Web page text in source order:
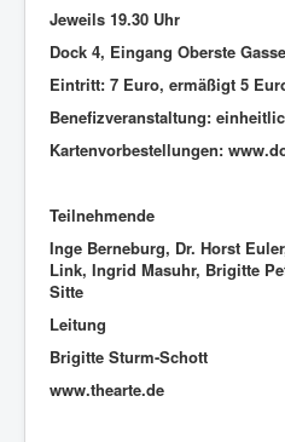
Jeweils 19.30 Uhr
Dock 4, Eingang Oberste
Eintritt: 7 Euro, ermäßigt 5
Benefizveranstaltung:
Kartenvorbestellungen:
Teilnehmende
Inge Berneburg, Dr. Horst
Link, Ingrid Masuhr, Brigitte
Sitte
Leitung
Brigitte Sturm-Schott
www.thearte.de